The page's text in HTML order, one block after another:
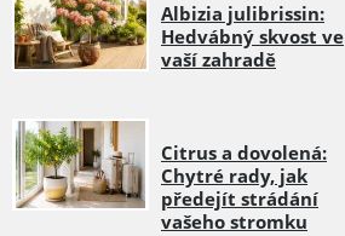
Albizia julibrissin:
Hedvábný skvost ve
vaší zahradě
Citrus a dovolená:
Chytré rady, jak
předejít strádání
vašeho stromku